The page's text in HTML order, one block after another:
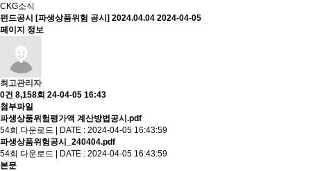
CKG소식
펀드공시
[파생상품위험 공시] 2024.04.04 2024-04-05
페이지 정보
최고관리자
0건 8,158회 24-04-05 16:43
첨부파일
파생상품위험평가액 계산방법공시.pdf
54회 다운로드 | DATE : 2024-04-05 16:43:59
파생상품위험공시_240404.pdf
54회 다운로드 | DATE : 2024-04-05 16:43:59
본문